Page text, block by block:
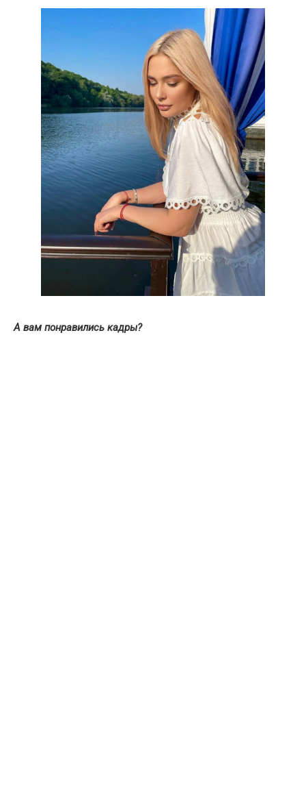
А вам понравились кадры?